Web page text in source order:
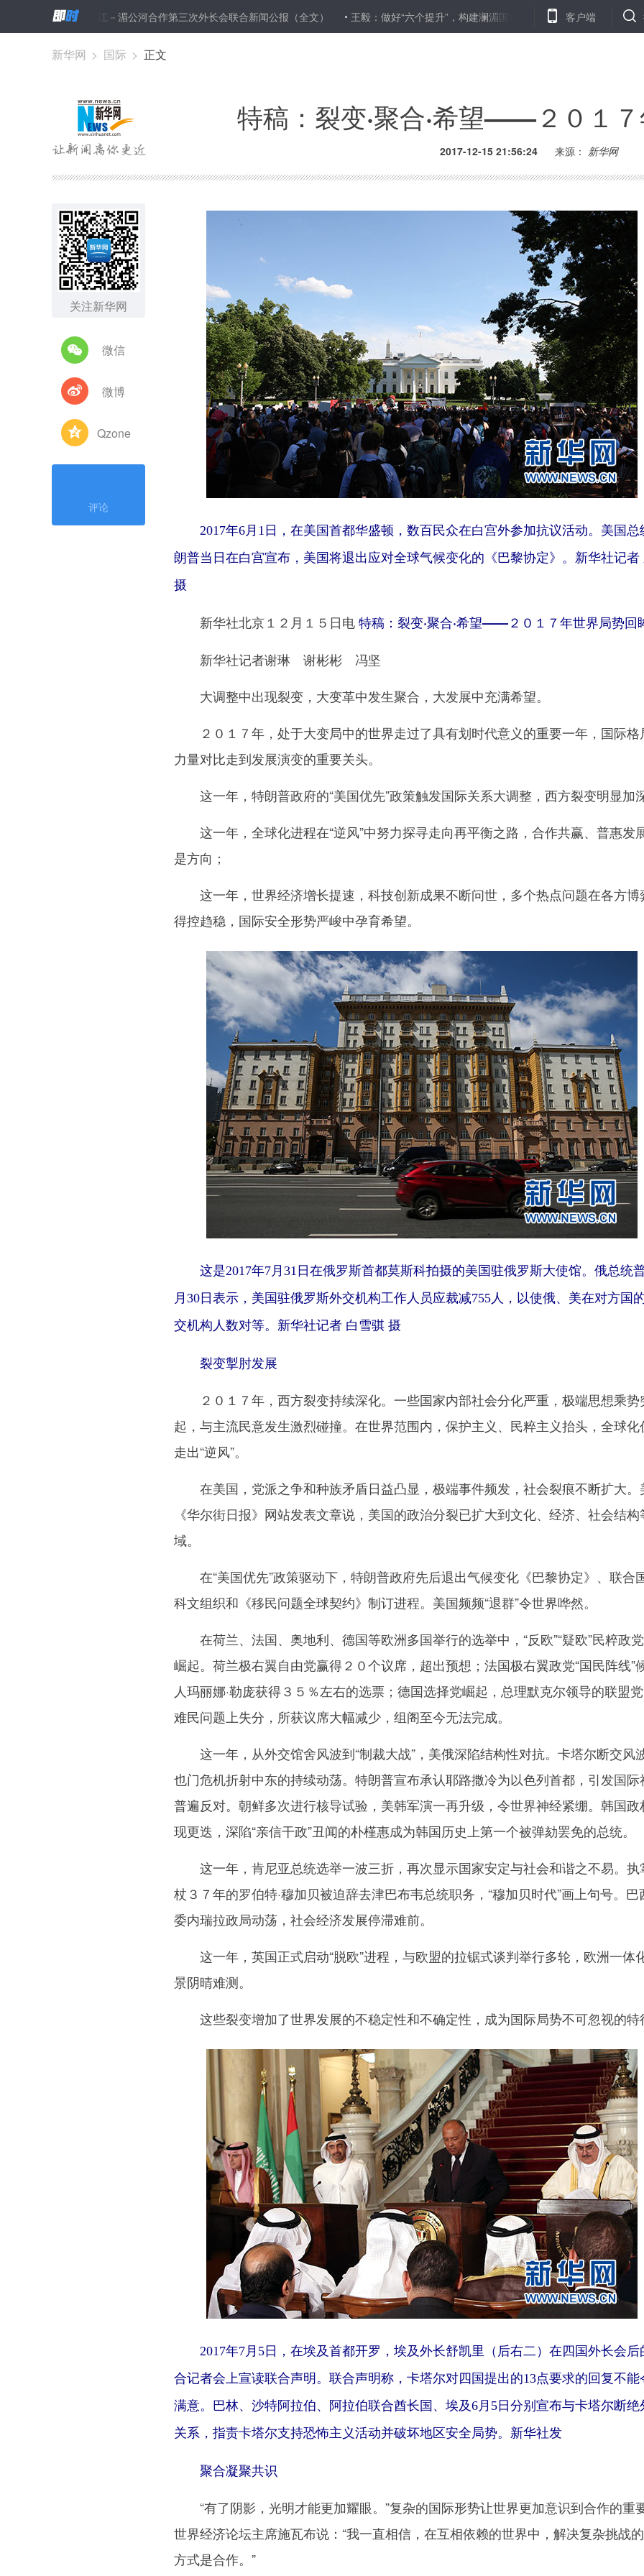
澜沧江－湄公河合作第三次外长会联合新闻公报（全文） 王毅：做好“六个提升”，构建澜湄国家命运共同体 王毅：澜湄合作从培
客户端
新华网 > 国际 > 正文
特稿：裂变·聚合·希望——２０１
2017-12-15 21:56:24 来源： 新华网
关注新华网
微信
微博
Qzone
评论
2017年6月1日，在美国首都华盛顿，数百民众在白宫外参加抗议活动。美国总
朗普当日在白宫宣布，美国将退出应对全球气候变化的《巴黎协定》。新华社记者
摄
新华社北京１２月１５日电特稿：裂变·聚合·希望——２０１７年世界局势回
新华社记者谢琳 谢彬彬 冯坚
大调整中出现裂变，大变革中发生聚合，大发展中充满希望。
２０１７年，处于大变局中的世界走过了具有划时代意义的重要一年，国际格
力量对比走到发展演变的重要关头。
这一年，特朗普政府的“美国优先”政策触发国际关系大调整，西方裂变明显加
这一年，全球化进程在“逆风”中努力探寻走向再平衡之路，合作共赢、普惠发
是方向；
这一年，世界经济增长提速，科技创新成果不断问世，多个热点问题在各方博
得控趋稳，国际安全形势严峻中孕育希望。
这是2017年7月31日在俄罗斯首都莫斯科拍摄的美国驻俄罗斯大使馆。俄总统
月30日表示，美国驻俄罗斯外交机构工作人员应裁减755人，以使俄、美在对方国
交机构人数对等。新华社记者 白雪骐 摄
裂变掣肘发展
２０１７年，西方裂变持续深化。一些国家内部社会分化严重，极端思想乘势
起，与主流民意发生激烈碰撞。在世界范围内，保护主义、民粹主义抬头，全球化
走出“逆风”。
在美国，党派之争和种族矛盾日益凸显，极端事件频发，社会裂痕不断扩大。
《华尔街日报》网站发表文章说，美国的政治分裂已扩大到文化、经济、社会结构
域。
在“美国优先”政策驱动下，特朗普政府先后退出气候变化《巴黎协定》、联合
科文组织和《移民问题全球契约》制订进程。美国频频“退群”令世界哗然。
在荷兰、法国、奥地利、德国等欧洲多国举行的选举中，“反欧”“疑欧”民粹政
崛起。荷兰极右翼自由党赢得２０个议席，超出预想；法国极右翼政党“国民阵线”
人玛丽娜·勒庞获得３５％左右的选票；德国选择党崛起，总理默克尔领导的联盟
难民问题上失分，所获议席大幅减少，组阁至今无法完成。
这一年，从外交馆舍风波到“制裁大战”，美俄深陷结构性对抗。卡塔尔断交风
也门危机折射中东的持续动荡。特朗普宣布承认耶路撒冷为以色列首都，引发国际
普遍反对。朝鲜多次进行核导试验，美韩军演一再升级，令世界神经紧绷。韩国政
现更迭，深陷“亲信干政”丑闻的朴槿惠成为韩国历史上第一个被弹劾罢免的总统。
这一年，肯尼亚总统选举一波三折，再次显示国家安定与社会和谐之不易。执
杖３７年的罗伯特·穆加贝被迫辞去津巴布韦总统职务，“穆加贝时代”画上句号。巴
委内瑞拉政局动荡，社会经济发展停滞难前。
这一年，英国正式启动“脱欧”进程，与欧盟的拉锯式谈判举行多轮，欧洲一体
景阴晴难测。
这些裂变增加了世界发展的不稳定性和不确定性，成为国际局势不可忽视的特
2017年7月5日，在埃及首都开罗，埃及外长舒凯里（后右二）在四国外长会后
合记者会上宣读联合声明。联合声明称，卡塔尔对四国提出的13点要求的回复不能
满意。巴林、沙特阿拉伯、阿拉伯联合酋长国、埃及6月5日分别宣布与卡塔尔断绝
关系，指责卡塔尔支持恐怖主义活动并破坏地区安全局势。新华社发
聚合凝聚共识
“有了阴影，光明才能更加耀眼。”复杂的国际形势让世界更加意识到合作的重
世界经济论坛主席施瓦布说：“我一直相信，在互相依赖的世界中，解决复杂挑战
方式是合作。”